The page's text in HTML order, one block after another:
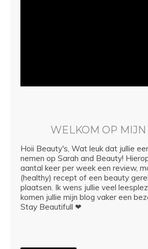
WELKOM OP MIJN
Hoii Beauty's, Wat leuk dat jullie
nemen op Sarah and Beauty!
aantal keer per week een review,
(healthy) recept of een beauty
plaatsen. Ik wens jullie veel
komen jullie mijn blog vaker een
Stay Beautifull ❤